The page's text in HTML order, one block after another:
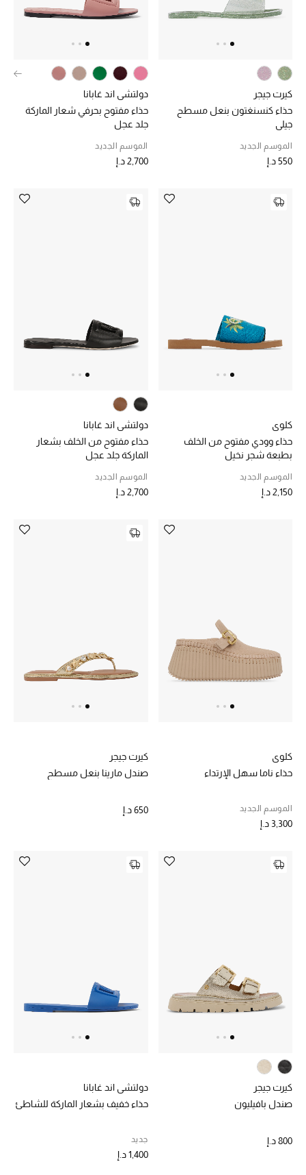
كيرت جيجر
حذاء كنسنغتون بنعل مسطح
جيلي
الموسم الجديد
550 د.إ
دولتشي اند غابانا
حذاء مفتوح بحرفي شعار الماركة
جلد عجل
الموسم الجديد
2,700 د.إ
كلوي
حذاء وودي مفتوح من الخلف
بطبعة شجر نخيل
الموسم الجديد
2,150 د.إ
دولتشي اند غابانا
حذاء مفتوح من الخلف بشعار
الماركة جلد عجل
الموسم الجديد
2,700 د.إ
كلوي
حذاء ناما سهل الإرتداء
الموسم الجديد
3,300 د.إ
كيرت جيجر
صندل مارينا بنعل مسطح
650 د.إ
كيرت جيجر
صندل بافيليون
800 د.إ
دولتشي اند غابانا
حذاء خفيف بشعار الماركة للشاطئ
جديد
1,400 د.إ